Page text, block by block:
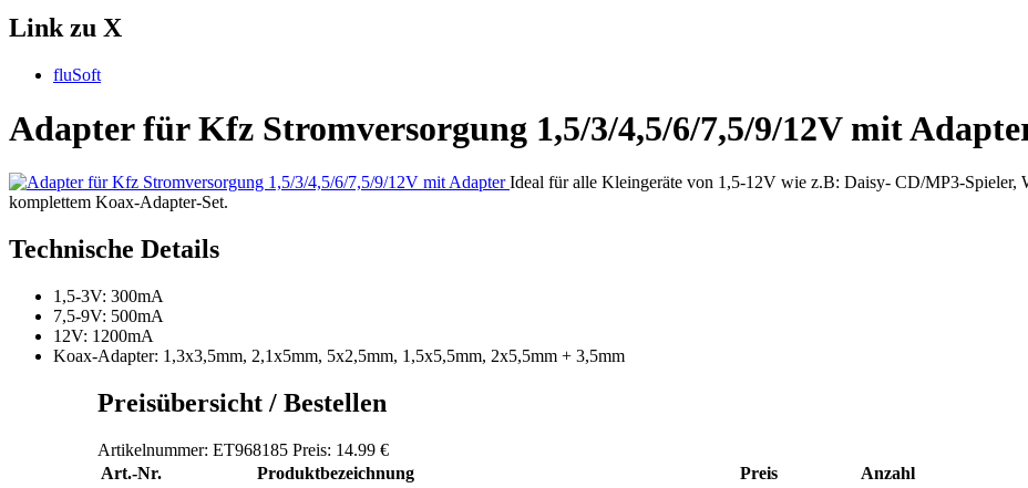
Link zu X
fluSoft
Adapter für Kfz Stromversorgung 1,5/3/4,5/6/7,5/9/12V mit
Ideal für alle Kleingeräte von 1,5-12V wie z.B: Daisy- CD/MP3-Spieler,
komplettem Koax-Adapter-Set.
Technische Details
1,5-3V: 300mA
7,5-9V: 500mA
12V: 1200mA
Koax-Adapter: 1,3x3,5mm, 2,1x5mm, 5x2,5mm, 1,5x5,5mm, 2x5,5mm + 3,5mm
Preisübersicht / Bestellen
Artikelnummer: ET968185 Preis: 14.99 €
Art.-Nr.
Produktbezeichnung Preis Anzahl